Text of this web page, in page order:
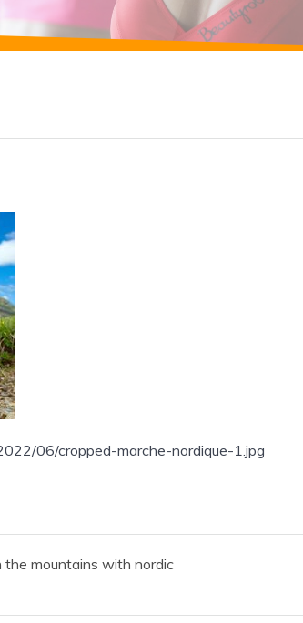
06/cropped-marche-nordique-1.jpg
mountains with nordic